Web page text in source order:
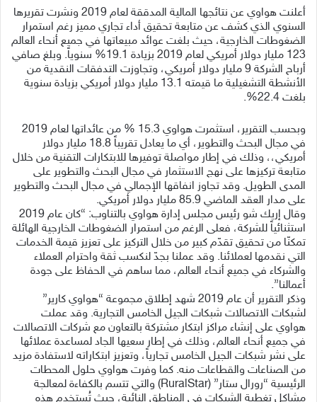
أعلنت هواوي عن نتائجها المالية المدققة لعام 2019 ونشرت تقريرها
السنوي الذي كشف عن متابعة تحقيق أداء تجاري مميز رغم استمرار
الضغوطات الخارجية، حيث بلغت عوائد مبيعاتها في جميع أنحاء العالم
123 مليار دولار أمريكي لعام 2019 بزيادة 19.1% سنوياً. وبلغ صافي
أرباح الشركة 9 مليار دولار أمريكي، وتجاوزت التدفقات النقدية من
الأنشطة التشغيلية ما قيمته 13.1 مليار دولار أمريكي بزيادة سنوية
بلغت 22.4%.
وبحسب التقرير، استثمرت هواوي 15.3 % من عائداتها لعام 2019
في مجال البحث والتطوير، أي ما يعادل تقريباً 18.8 مليار دولار
أمريكي،، وذلك في إطار مواصلة توفيرها للابتكارات التقنية من خلال
متابعة تركيزها على نهج الاستثمار في مجال البحث والتطوير على
المدى الطويل. وقد تجاوز انفاقها الإجمالي في مجال البحث والتطوير
على مدار العقد الماضي 85.9 مليار دولار أمريكي.
وقال إريك شو رئيس مجلس إدارة هواوي بالتناوب: “كان عام 2019
استثنائياً للشركة، فعلى الرغم من استمرار الضغوطات الخارجية الهائلة
تمكنّا من تحقيق تقدّم كبير من خلال التركيز على تعزيز قيمة الخدمات
التي نقدمها لعملائنا. وقد عملنا بجدّ لنكسب ثقة واحترام العملاء
والشركاء في جميع أنحاء العالم، مما ساهم في الحفاظ على جودة
أعمالنا”.
وذكر التقرير أن عام 2019 شهد إطلاق مجموعة “هواوي كارير”
لشبكات الاتصالات شبكات الجيل الخامس التجارية. وقد عملت
هواوي على إنشاء مراكز ابتكار مشتركة بالتعاون مع شركات الاتصالات
في جميع أنحاء العالم، وذلك في إطار سعيها الجاد لمساعدة عملائها
على نشر شبكات الجيل الخامس تجارياً، وتعزيز ابتكاراته لاستفادة مزيد
من الصناعات والقطاعات منه. كما وفرت هواوي حلول المحطات
الرئيسية “رورال ستار” (RuralStar) والتي تتسم بالكفاءة لمعالجة
مشاكل تغطية الشبكات في المناطق النائية، حيث تُستخدم هذه